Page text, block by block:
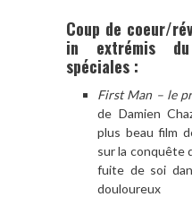
Coup de coeur/
in extrémis
spéciales :
First Man – le
de Damien
plus beau film
sur la conquête
fuite de soi
douloureux